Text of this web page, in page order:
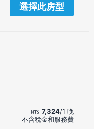
選擇此房型
7,324/1 晚
不含稅金和服務費